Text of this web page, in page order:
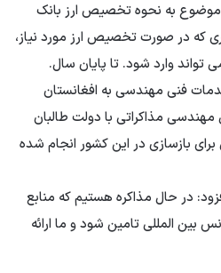
به نحوه تخصیص ارز بانک
که در صورت تخصیص ارز مورد نیاز،
فنی مهندسی به افغانستان
مذاکراتی با دولت طالبان
بازسازی در این کشور انجام شده
در حال مذاکره هستیم که منابع
بین المللی تامین شود و ما ارائه